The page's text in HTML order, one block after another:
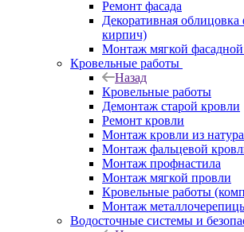
Ремонт фасада
Декоративная облицовка
кирпич)
Монтаж мягкой
Кровельные работы
Назад
Кровельные работы
Демонтаж старой кровли
Ремонт кровли
Монтаж кровли из
Монтаж фальцевой
Монтаж профнастила
Монтаж мягкой провли
Кровельные работы
Монтаж
Водосточные системы и